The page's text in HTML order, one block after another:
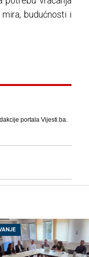
budućnosti i
portala Vijesti.ba.